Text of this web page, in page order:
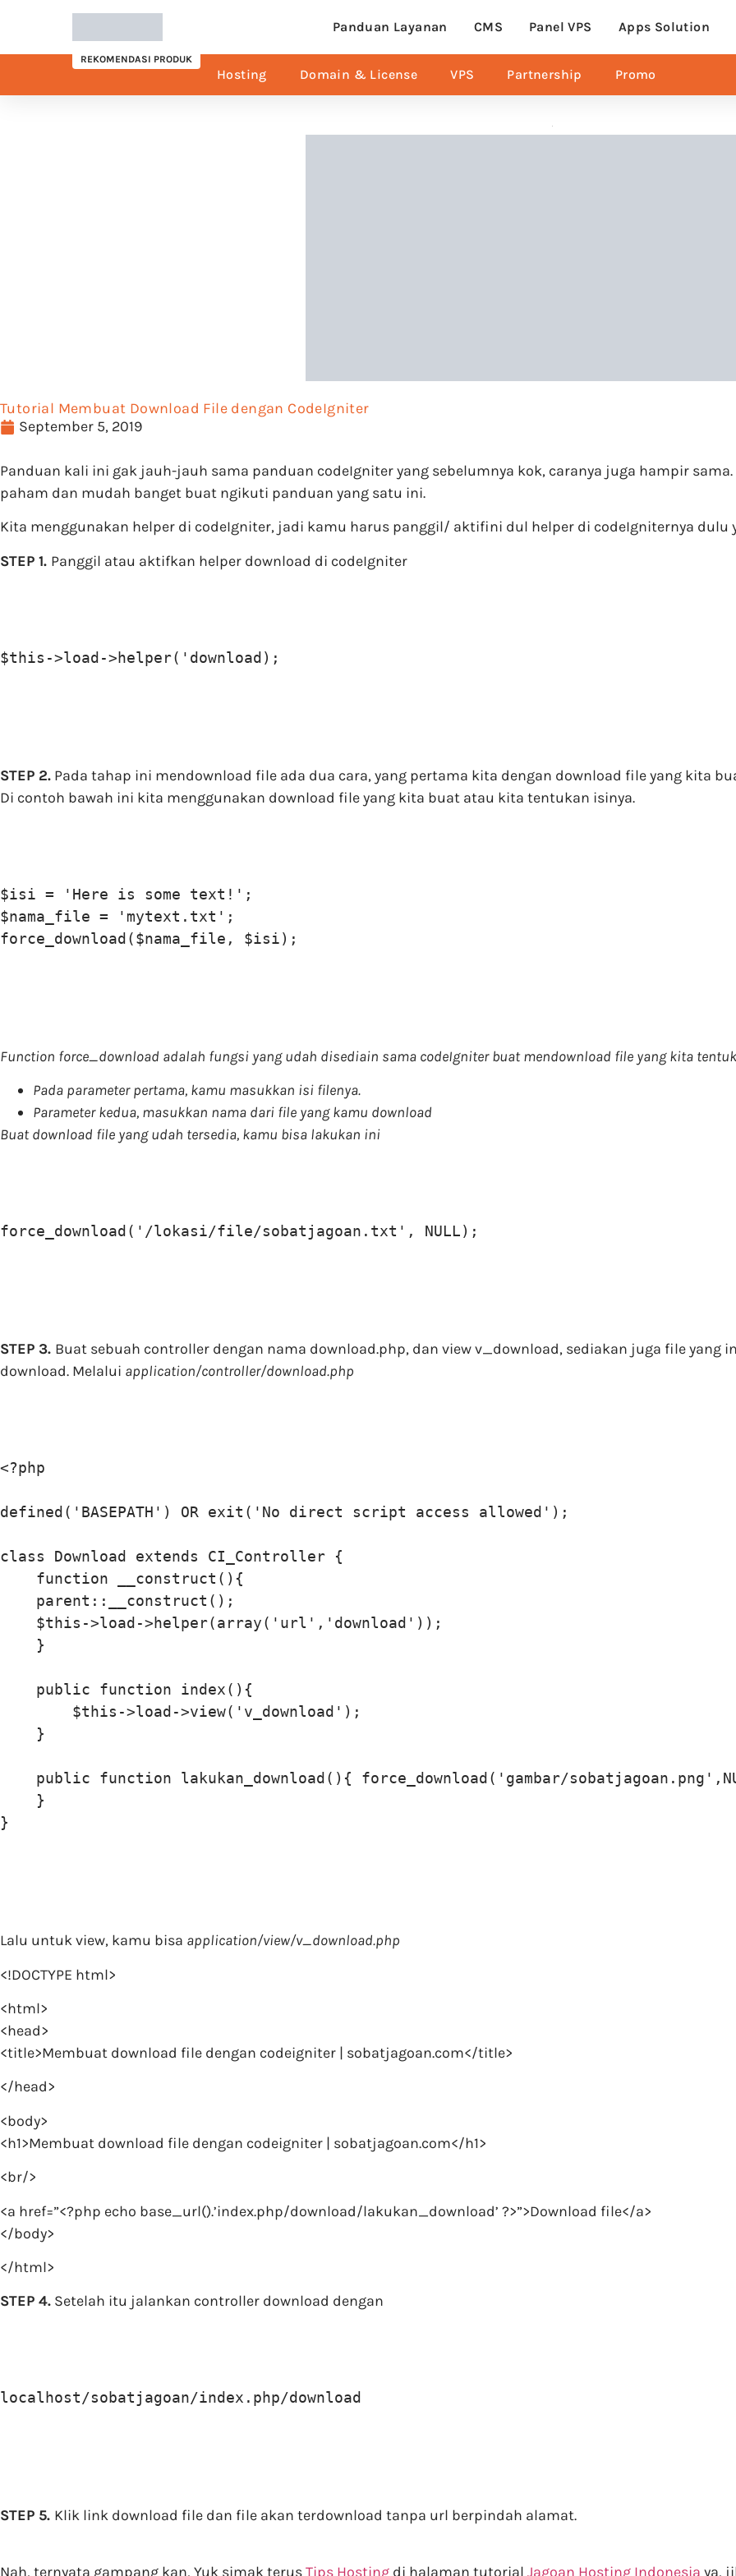
Panduan Layanan CMS Panel VPS Apps Solution
REKOMENDASI PRODUK
Hosting Domain & License VPS Partnership Promo
Tutorial Membuat Download File dengan CodeIgniter
September 5, 2019
Panduan kali ini gak jauh-jauh sama panduan codeIgniter yang sebelumnya kok, caranya juga hampir
paham dan mudah banget buat ngikuti panduan yang satu ini.
Kita menggunakan helper di codeIgniter, jadi kamu harus panggil/ aktifini dul helper di codeIgniternya dulu
STEP 1. Panggil atau aktifkan helper download di codeIgniter
$this->load->helper('download);
STEP 2. Pada tahap ini mendownload file ada dua cara, yang pertama kita dengan download file yang kita
Di contoh bawah ini kita menggunakan download file yang kita buat atau kita tentukan isinya.
$isi = 'Here is some text!';
$nama_file = 'mytext.txt';
force_download($nama_file, $isi);
Function force_download adalah fungsi yang udah disediain sama codeIgniter buat mendownload file yang kita
Pada parameter pertama, kamu masukkan isi filenya.
Parameter kedua, masukkan nama dari file yang kamu download
Buat download file yang udah tersedia, kamu bisa lakukan ini
force_download('/lokasi/file/sobatjagoan.txt', NULL);
STEP 3. Buat sebuah controller dengan nama download.php, dan view v_download, sediakan juga file yang
download. Melalui application/controller/download.php
<?php
defined('BASEPATH') OR exit('No direct script access allowed');
class Download extends CI_Controller {
    function __construct(){
    parent::__construct();
    $this->load->helper(array('url','download'));
    }
    public function index(){
        $this->load->view('v_download');
    }
public function lakukan_download(){ force_download('gambar/
    }
}
Lalu untuk view, kamu bisa application/view/v_download.php
<!DOCTYPE html>
<html>
<head>
<title>Membuat download file dengan codeigniter | sobatjagoan.com</title>
</head>
<body>
<h1>Membuat download file dengan codeigniter | sobatjagoan.com</h1>
<br/>
<a href=”<?php echo base_url().’index.php/download/lakukan_download’ ?>”>Download file</a>
</body>
</html>
STEP 4. Setelah itu jalankan controller download dengan
localhost/sobatjagoan/index.php/download
STEP 5. Klik link download file dan file akan terdownload tanpa url berpindah alamat.
Nah, ternyata gampang kan, Yuk simak terusTips Hosting di halaman tutorial Jagoan Hosting Indonesia ya,